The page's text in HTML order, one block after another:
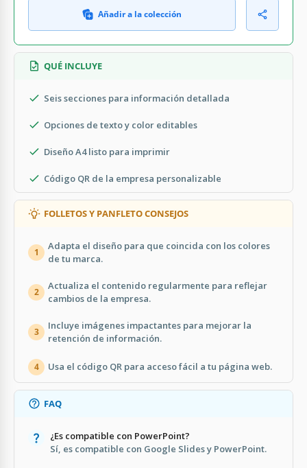
Añadir a la colección
QUÉ INCLUYE
Seis secciones para información detallada
Opciones de texto y color editables
Diseño A4 listo para imprimir
Código QR de la empresa personalizable
FOLLETOS Y PANFLETO CONSEJOS
1
Adapta el diseño para que coincida con los colores
de tu marca.
2
Actualiza el contenido regularmente para reflejar
cambios de la empresa.
3
Incluye imágenes impactantes para mejorar la
retención de información.
4 Usa el código QR para acceso fácil a tu página web.
FAQ
¿Es compatible con PowerPoint?
Sí, es compatible con Google Slides y PowerPoint.